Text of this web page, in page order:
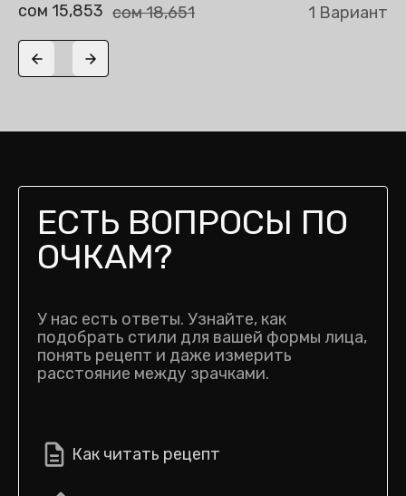
сом 15,853 сом 18,651 1 Вариант
Previous slide
Next slide
ЕСТЬ ВОПРОСЫ ПО
ОЧКАМ?
У нас есть ответы. Узнайте, как
подобрать стили для вашей формы лица,
понять рецепт и даже измерить
расстояние между зрачками.
Как читать рецепт